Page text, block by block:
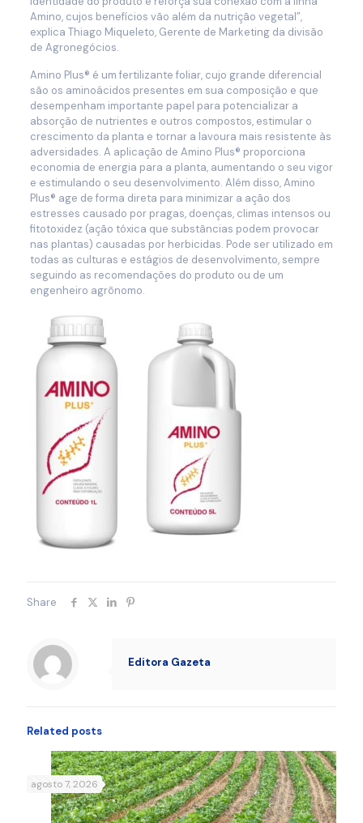
Amino, cujos benefícios vão além da nutrição vegetal”,
explica Thiago Miqueleto, Gerente de Marketing da divisão
de Agronegócios.
Amino Plus® é um fertilizante foliar, cujo grande diferencial
são os aminoácidos presentes em sua composição e que
desempenham importante papel para potencializar a
absorção de nutrientes e outros compostos, estimular o
crescimento da planta e tornar a lavoura mais resistente às
adversidades. A aplicação de Amino Plus® proporciona
economia de energia para a planta, aumentando o seu vigor
e estimulando o seu desenvolvimento. Além disso, Amino
Plus® age de forma direta para minimizar a ação dos
estresses causado por pragas, doenças, climas intensos ou
fitotoxidez (ação tóxica que substâncias podem provocar
nas plantas) causadas por herbicidas. Pode ser utilizado em
todas as culturas e estágios de desenvolvimento, sempre
seguindo as recomendações do produto ou de um
engenheiro agrônomo.
Share
Editora Gazeta
Related posts
agosto 7, 2026